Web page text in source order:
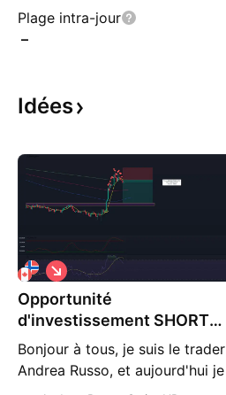
Plage intra-jour
–
Idées
Opportunité
d'investissement SHORT
CAD/NOK 4H
Bonjour à tous, je suis le trader
Andrea Russo, et aujourd'hui je
souhaite vous présenter une
S
h
o
t